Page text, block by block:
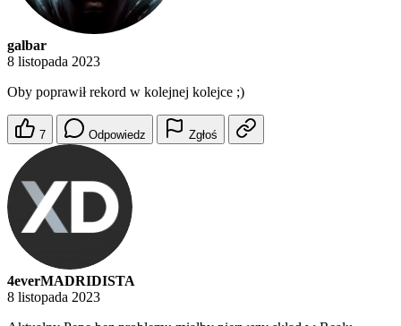
galbar
8 listopada 2023
Oby poprawił rekord w kolejnej kolejce ;)
7 Odpowiedz Zgłoś
4everMADRIDISTA
8 listopada 2023